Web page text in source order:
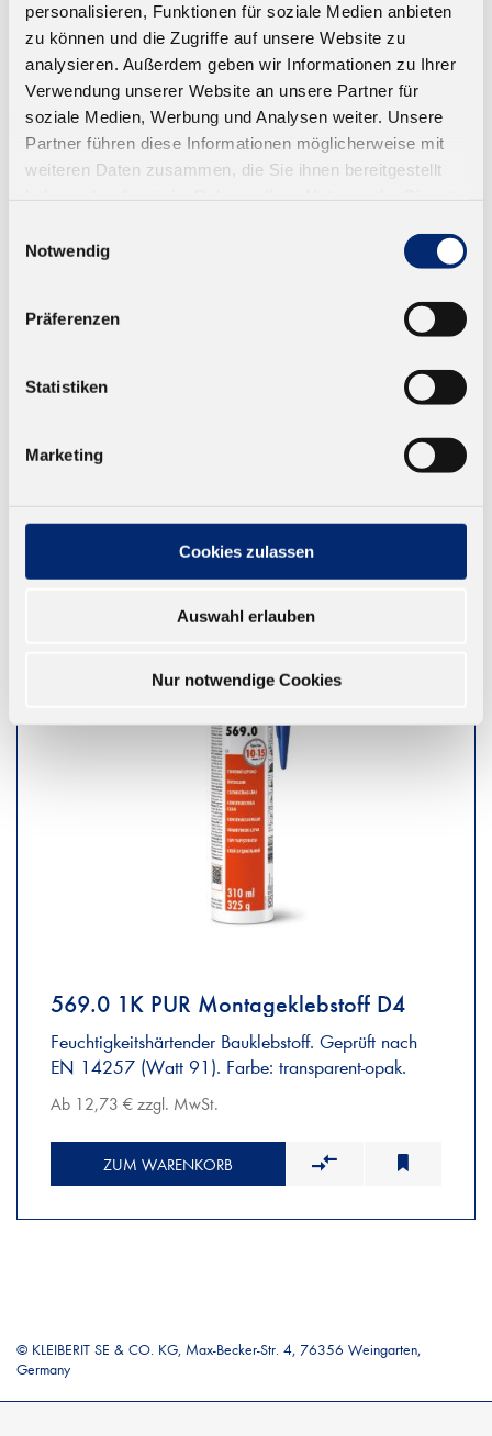
personalisieren, Funktionen für soziale Medien anbieten
zu können und die Zugriffe auf unsere Website zu
analysieren. Außerdem geben wir Informationen zu Ihrer
Verwendung unserer Website an unsere Partner für
soziale Medien, Werbung und Analysen weiter. Unsere
Partner führen diese Informationen möglicherweise mit
weiteren Daten zusammen, die Sie ihnen bereitgestellt
Notwendig
Präferenzen
Statistiken
Marketing
Cookies zulassen
Auswahl erlauben
Nur notwendige Cookies
568.1 1K PUR Montageklebstoff D4
(Watt 91). Farbe: beige. Offene Zeit: ca. 3 Minuten
569.0 1K PUR Montageklebstoff D4
Feuchtigkeitshärtender Bauklebstoff. Geprüft nach
EN 14257 (Watt 91). Farbe: transparent-opak.
Ab 12,73 € zzgl. MwSt.
ZUM WARENKORB
© KLEIBERIT SE & CO. KG, Max-Becker-Str. 4, 76356 Weingarten,
Germany